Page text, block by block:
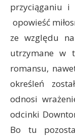
przyciąganiu i
opowieść
ze względu
utrzymane w
romansu,
określeń
odnosi
odcinki
Bo tu